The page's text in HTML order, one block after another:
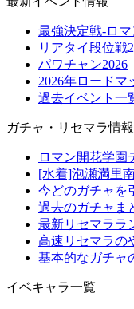
最強決定戦-ロ
リアタイ段位戦
パワチャン2026
2026年ロードマ
過去イベント一
ガチャ・リセマラ情報
ロマン開花学園
[水着]泡瀬満里
今どのガチャを
過去のガチャま
最新リセマララ
高速リセマラの
基本的なガチャ
イベキャラ一覧